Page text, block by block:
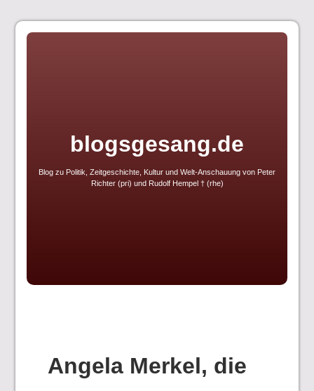
Skip
blogsgesang.de
Blog zu Politik, Zeitgeschichte, Kultur und Welt-Anschauung von Peter
Richter (pri) und Rudolf Hempel † (rhe)
Angela Merkel, die